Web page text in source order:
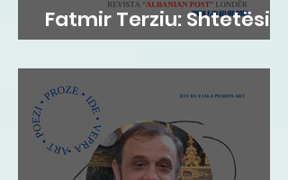
Fatmir Terziu: Shtetësia
britanike sipas lindjes